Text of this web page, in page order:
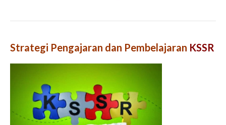
Strategi Pengajaran dan Pembelajaran KSSR